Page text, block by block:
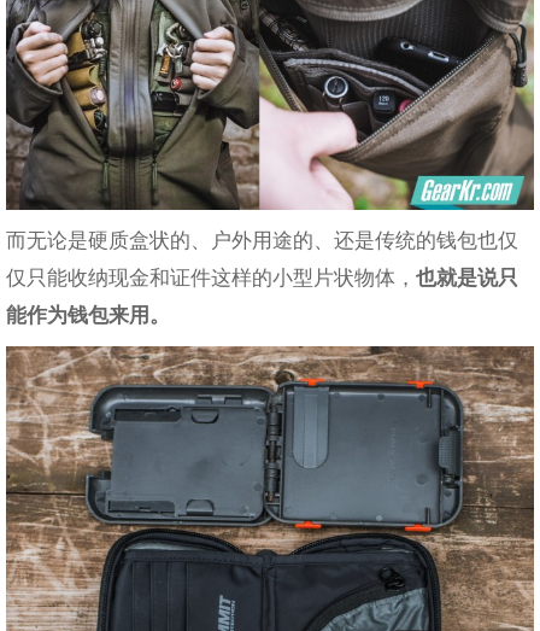
而无论是硬质盒状的、户外用途的、还是传统的钱包也仅
仅只能收纳现金和证件这样的小型片状物体， 也就是说只
能作为钱包来用。